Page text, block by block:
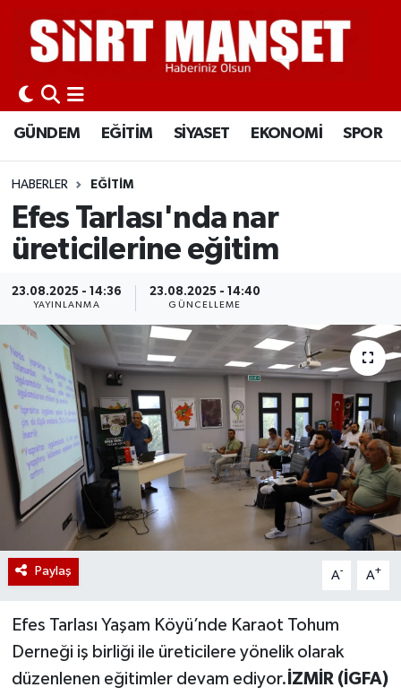
GÜNDEM EĞİTİM SİYASET EKONOMİ SPOR
HABERLER EĞİTİM
Efes Tarlası'nda nar
üreticilerine eğitim
23.08.2025 - 14:36
YAYINLANMA
23.08.2025 - 14:40
GÜNCELLEME
Paylaş A- A+
Efes Tarlası Yaşam Köyü’nde Karaot Tohum
Derneği iş birliği ile üreticilere yönelik olarak
düzenlenen eğitimler devam ediyor. İZMİR (İGFA)
GÜNDEM
EĞİTİM
SİYASET
EKONOMİ
SPOR
İLÇELER
KÜLTÜR-SANAT
SAĞLIK-YAŞAM
Siirt Nöbetçi Eczaneler
Siirt Hava Durumu
Siirt Namaz Vakitleri
Siirt Trafik Yoğunluk Haritası
Süper Lig Puan Durumu ve Fikstür
Tüm Manşetler
Son Dakika Haberleri
Haber Arşivi